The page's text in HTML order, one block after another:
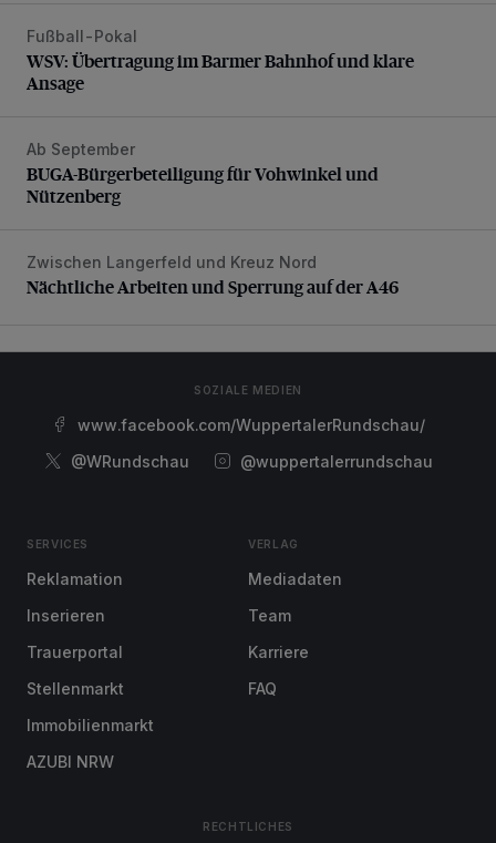
WSV: Übertragung im Barmer Bahnhof und klare Ansage
Fußball-Pokal
WSV: Übertragung im Barmer Bahnhof und klare
Ansage
BUGA-Bürgerbeteiligung für Vohwinkel und Nützenberg
Ab September
BUGA-Bürgerbeteiligung für Vohwinkel und
Nützenberg
Nächtliche Arbeiten und Sperrung auf der A46
Zwischen Langerfeld und Kreuz Nord
Nächtliche Arbeiten und Sperrung auf der A46
SOZIALE MEDIEN
www.facebook.com/WuppertalerRundschau/
@WRundschau
@wuppertalerrundschau
SERVICES
Reklamation
Inserieren
Trauerportal
Stellenmarkt
Immobilienmarkt
AZUBI NRW
VERLAG
Mediadaten
Team
Karriere
FAQ
RECHTLICHES